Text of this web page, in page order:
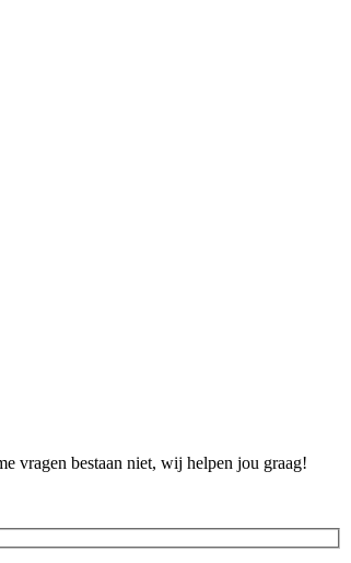
vragen bestaan niet, wij helpen jou graag!